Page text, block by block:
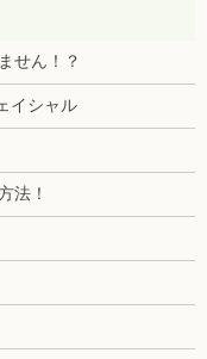
せん！？
イシャル
法！